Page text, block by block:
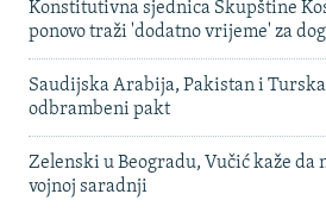
Konstitutivna sjednica Skupštine
ponovo traži 'dodatno vrijeme' za
Saudijska Arabija, Pakistan i
odbrambeni pakt
Zelenski u Beogradu, Vučić kaže da
vojnoj saradnji